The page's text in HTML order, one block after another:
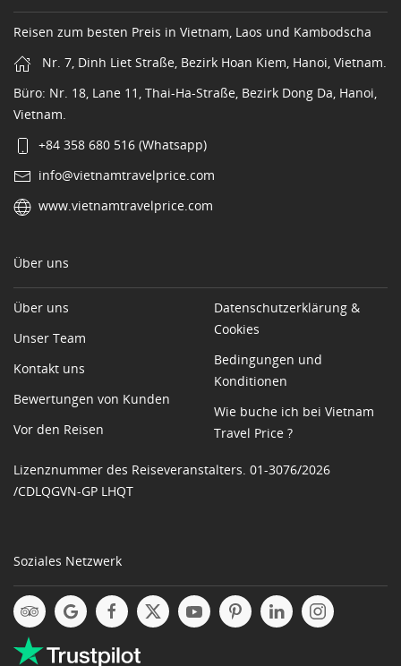
Reisen zum besten Preis in Vietnam, Laos und Kambodscha
Nr. 7, Dinh Liet Straße, Bezirk Hoan Kiem, Hanoi, Vietnam.
Büro: Nr. 18, Lane 11, Thai-Ha-Straße, Bezirk Dong Da, Hanoi,
Vietnam.
+84 358 680 516 (Whatsapp)
info@vietnamtravelprice.com
www.vietnamtravelprice.com
Über uns
Über uns
Unser Team
Kontakt uns
Bewertungen von Kunden
Vor den Reisen
Datenschutzerklärung &
Cookies
Bedingungen und
Konditionen
Wie buche ich bei Vietnam
Travel Price ?
Lizenznummer des Reiseveranstalters. 01-3076/2026
/CDLQGVN-GP LHQT
Soziales Netzwerk